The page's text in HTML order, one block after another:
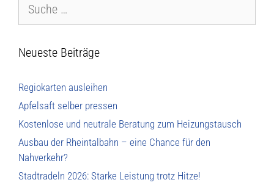
Neueste Beiträge
Regiokarten ausleihen
Apfelsaft selber pressen
Kostenlose und neutrale Beratung zum Heizungstausch
Ausbau der Rheintalbahn – eine Chance für den
Nahverkehr?
Stadtradeln 2026: Starke Leistung trotz Hitze!